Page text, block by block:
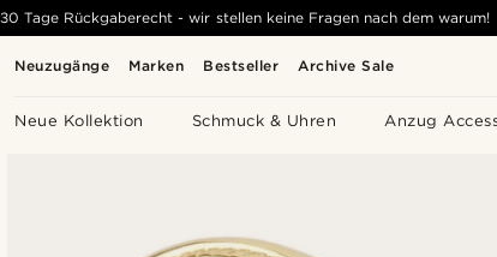
Neuzugänge Marken Bestseller Archive Sale
Neue Kollektion Schmuck & Uhren Anzug
30 Tage Rückgaberecht - wir stellen keine Fragen nach dem warum!